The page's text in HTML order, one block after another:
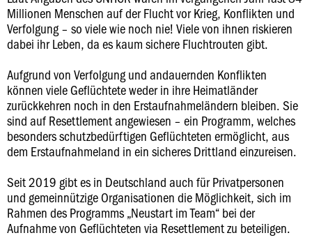
Millionen Menschen auf der Flucht vor Krieg, Konflikten und
Verfolgung – so viele wie noch nie! Viele von ihnen riskieren
dabei ihr Leben, da es kaum sichere Fluchtrouten gibt.
Aufgrund von Verfolgung und andauernden Konflikten
können viele Geflüchtete weder in ihre Heimatländer
zurückkehren noch in den Erstaufnahmeländern bleiben. Sie
sind auf Resettlement angewiesen – ein Programm, welches
besonders schutzbedürftigen Geflüchteten ermöglicht, aus
dem Erstaufnahmeland in ein sicheres Drittland einzureisen.
Seit 2019 gibt es in Deutschland auch für Privatpersonen
und gemeinnützige Organisationen die Möglichkeit, sich im
Rahmen des Programms „Neustart im Team“ bei der
Aufnahme von Geflüchteten via Resettlement zu beteiligen.